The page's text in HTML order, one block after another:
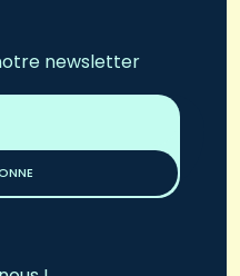
newsletter